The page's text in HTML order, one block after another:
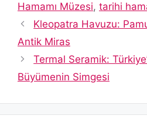
Hamamı Müzesi, tarihi
Kleopatra Havuzu:
Antik Miras
Termal Seramik:
Büyümenin Simgesi